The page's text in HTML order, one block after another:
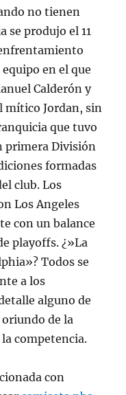
no tienen
se produjo el 11
en el que
Calderón y
mítico Jordan, sin
que tuvo
primera División
formadas
club. Los
Los Angeles
con un balance
playoffs. ¿»La
Todos se
a los
alguno de
de la
competencia.
con